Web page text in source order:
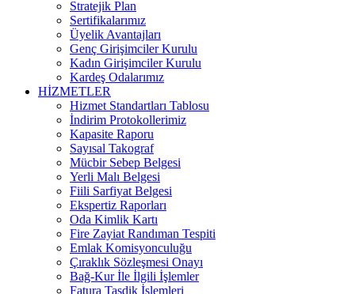
Stratejik Plan
Sertifikalarımız
Üyelik Avantajları
Genç Girişimciler Kurulu
Kadın Girişimciler Kurulu
Kardeş Odalarımız
HİZMETLER
Hizmet Standartları Tablosu
İndirim Protokollerimiz
Kapasite Raporu
Sayısal Takograf
Mücbir Sebep Belgesi
Yerli Malı Belgesi
Fiili Sarfiyat Belgesi
Ekspertiz Raporları
Oda Kimlik Kartı
Fire Zayiat Randıman Tespiti
Emlak Komisyonculuğu
Çıraklık Sözleşmesi Onayı
Bağ-Kur İle İlgili İşlemler
Fatura Tasdik İşlemleri